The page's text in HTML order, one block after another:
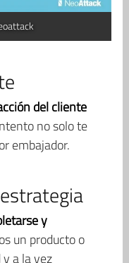
del cliente
no solo te
embajador.
y
un producto o
a la vez